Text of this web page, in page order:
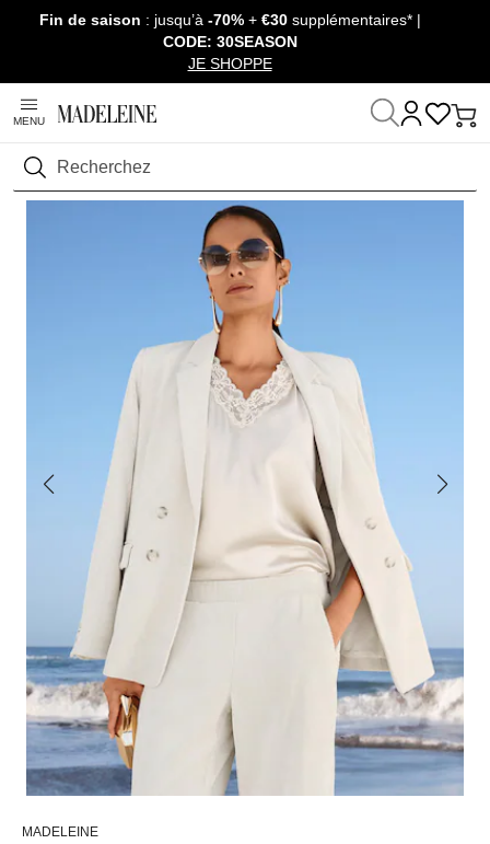
Passer la navigation, aller au contenu
Fin de saison : jusqu’à -70%+ €30 supplémentaires* |
CODE: 30SEASON
JE SHOPPE
MENU
Rechercher
Maison Prêt-à-Porter
MADELEINE